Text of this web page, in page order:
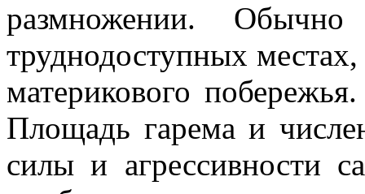
размножении.
труднодоступных
материкового
Площадь гарема и
силы и агрессивности